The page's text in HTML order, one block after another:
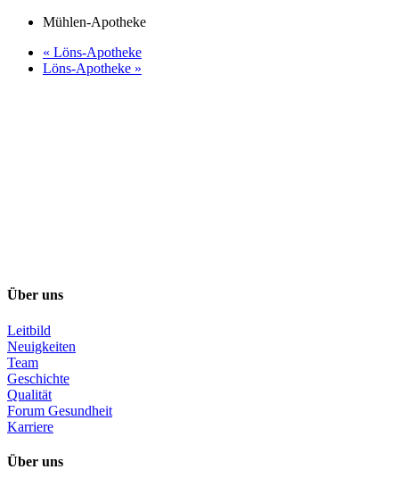
Mühlen-Apotheke
« Löns-Apotheke
Löns-Apotheke »
Über uns
Leitbild
Neuigkeiten
Team
Geschichte
Qualität
Forum Gesundheit
Karriere
Über uns